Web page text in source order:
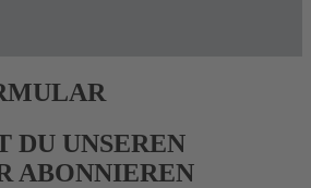
DU UNSEREN
ABONNIEREN